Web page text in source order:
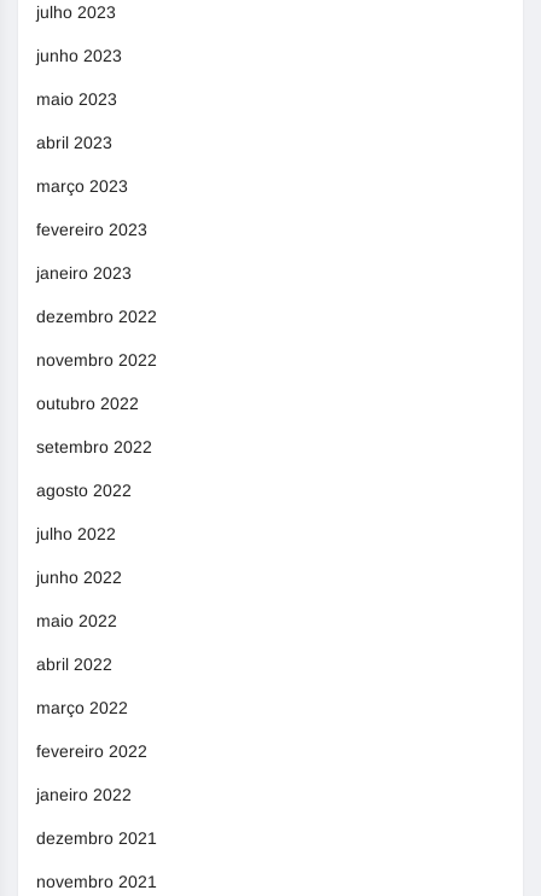
julho 2023
junho 2023
maio 2023
abril 2023
março 2023
fevereiro 2023
janeiro 2023
dezembro 2022
novembro 2022
outubro 2022
setembro 2022
agosto 2022
julho 2022
junho 2022
maio 2022
abril 2022
março 2022
fevereiro 2022
janeiro 2022
dezembro 2021
novembro 2021